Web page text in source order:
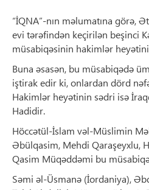
“İQNA”-nın məlumatına görə,
evi tərəfindən keçirilən beşinci
müsabiqəsinin hakimlər
Buna əsasən, bu müsabiqədə
iştirak edir ki, onlardan dörd
Hakimlər heyətinin sədri isə
Hadidir.
Höccətül-İslam vəl-Müslimin
Əbülqasim, Mehdi Qaraşeyxlu,
Qasim Müqəddəmi bu
Səmi əl-Üsmanə (İordaniya),